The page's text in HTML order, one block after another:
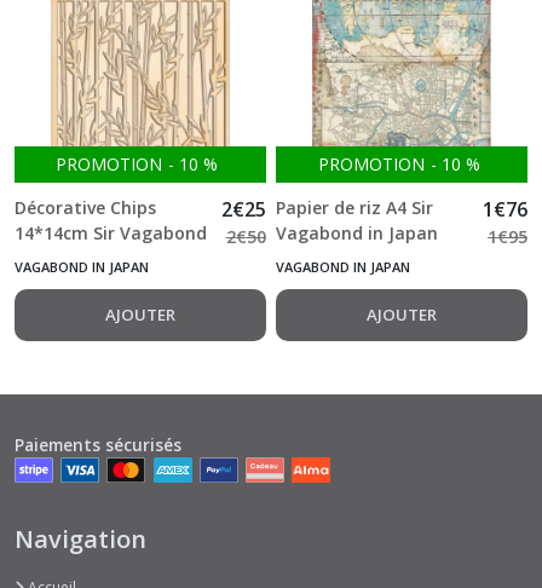
PROMOTION - 10 %
Décorative Chips
14*14cm Sir Vagabond
in Japan bamboo
2€25
2€50
VAGABOND IN JAPAN
AJOUTER
PROMOTION - 10 %
Papier de riz A4 Sir
Vagabond in Japan
map
1€76
1€95
VAGABOND IN JAPAN
AJOUTER
Paiements sécurisés
Navigation